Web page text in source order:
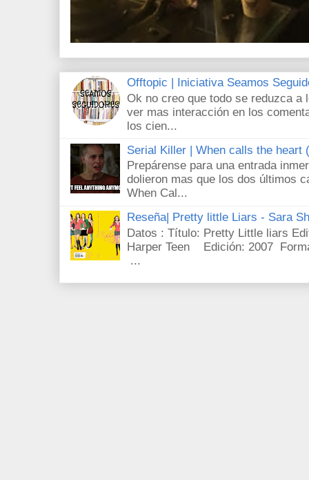
Offtopic | Iniciativa Seamos
Ok no creo que todo se reduzca a
ver mas interacción en los
los cien...
Serial Killer | When calls the heart
Prepárense para una entrada
dolieron mas que los dos últimos
When Cal...
Reseña| Pretty little Liars - Sara
Datos : Título: Pretty Little liars
Harper Teen Edición: 2007
...